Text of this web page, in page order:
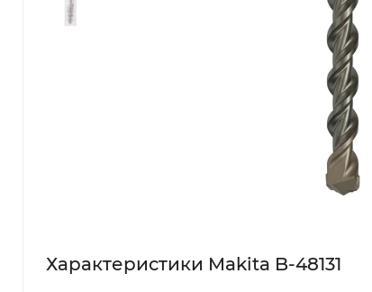
Характеристики Makita B-48131